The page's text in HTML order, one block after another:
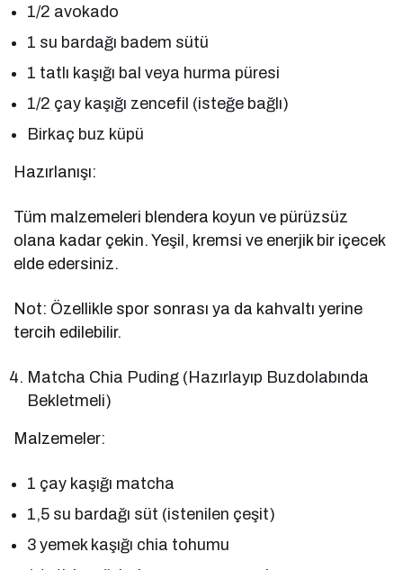
1/2 avokado
1 su bardağı badem sütü
1 tatlı kaşığı bal veya hurma püresi
1/2 çay kaşığı zencefil (isteğe bağlı)
Birkaç buz küpü
Hazırlanışı:
Tüm malzemeleri blendera koyun ve pürüzsüz
olana kadar çekin. Yeşil, kremsi ve enerjik bir içecek
elde edersiniz.
Not: Özellikle spor sonrası ya da kahvaltı yerine
tercih edilebilir.
Matcha Chia Puding (Hazırlayıp Buzdolabında
Bekletmeli)
Malzemeler:
1 çay kaşığı matcha
1,5 su bardağı süt (istenilen çeşit)
3 yemek kaşığı chia tohumu